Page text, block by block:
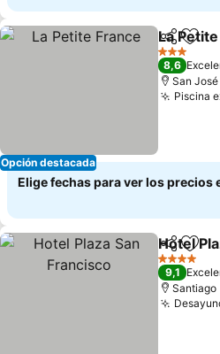
Opción destacada
Compartir
La
3 Estrellas
8,6
San
Piscina
Elige fechas para ver los precios
Compartir
Hotel
4 Estrellas
9,1
Santiago